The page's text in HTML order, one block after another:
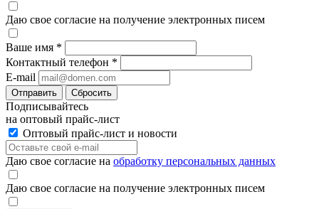
Даю свое согласие на получение электронных писем
Ваше имя *
Контактный телефон *
E-mail
Отправить Сбросить
Подписывайтесь
на оптовый прайс-лист
Оптовый прайс-лист и новости
Даю свое согласие на обработку персональных данных
Даю свое согласие на получение электронных писем